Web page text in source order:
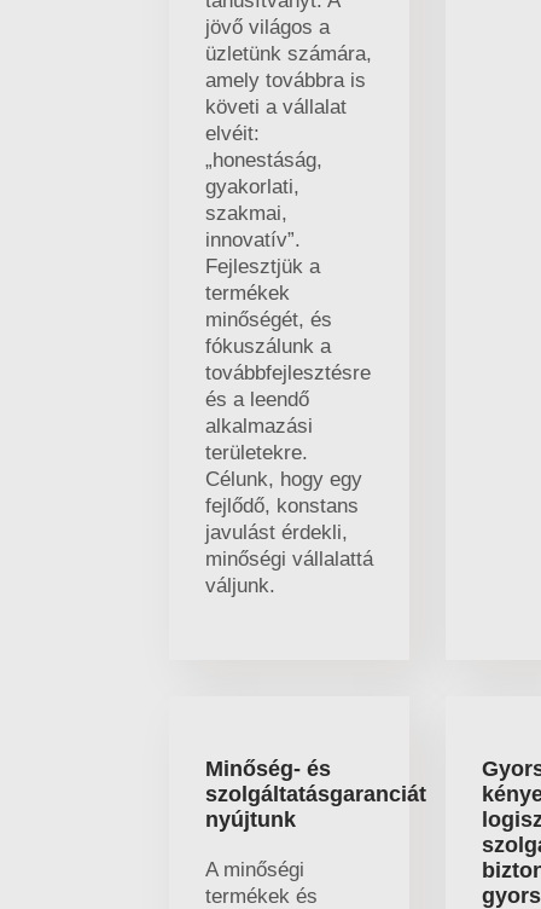
jövő világos a
üzletünk számára,
amely továbbra is
követi a vállalat
elvéit:
„honestáság,
gyakorlati,
szakmai,
innovatív”.
Fejlesztjük a
termékek
minőségét, és
fókuszálunk a
továbbfejlesztésre
és a leendő
alkalmazási
területekre.
Célunk, hogy egy
fejlődő, konstans
javulást érdekli,
minőségi vállalattá
váljunk.
Minőség- és
szolgáltatásgaranciát
nyújtunk
A minőségi
termékek és
gyors